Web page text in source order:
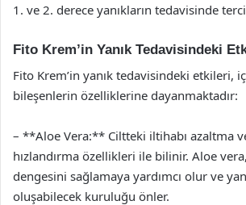
1. ve 2. derece yanıkların tedavisinde
Fito Krem’in Yanık Tedavisindeki
Fito Krem’in yanık tedavisindeki etkileri,
bileşenlerin özelliklerine dayanmaktadır:
– **Aloe Vera:** Ciltteki iltihabı azaltma
hızlandırma özellikleri ile bilinir. Aloe
dengesini sağlamaya yardımcı olur ve
oluşabilecek kuruluğu önler.